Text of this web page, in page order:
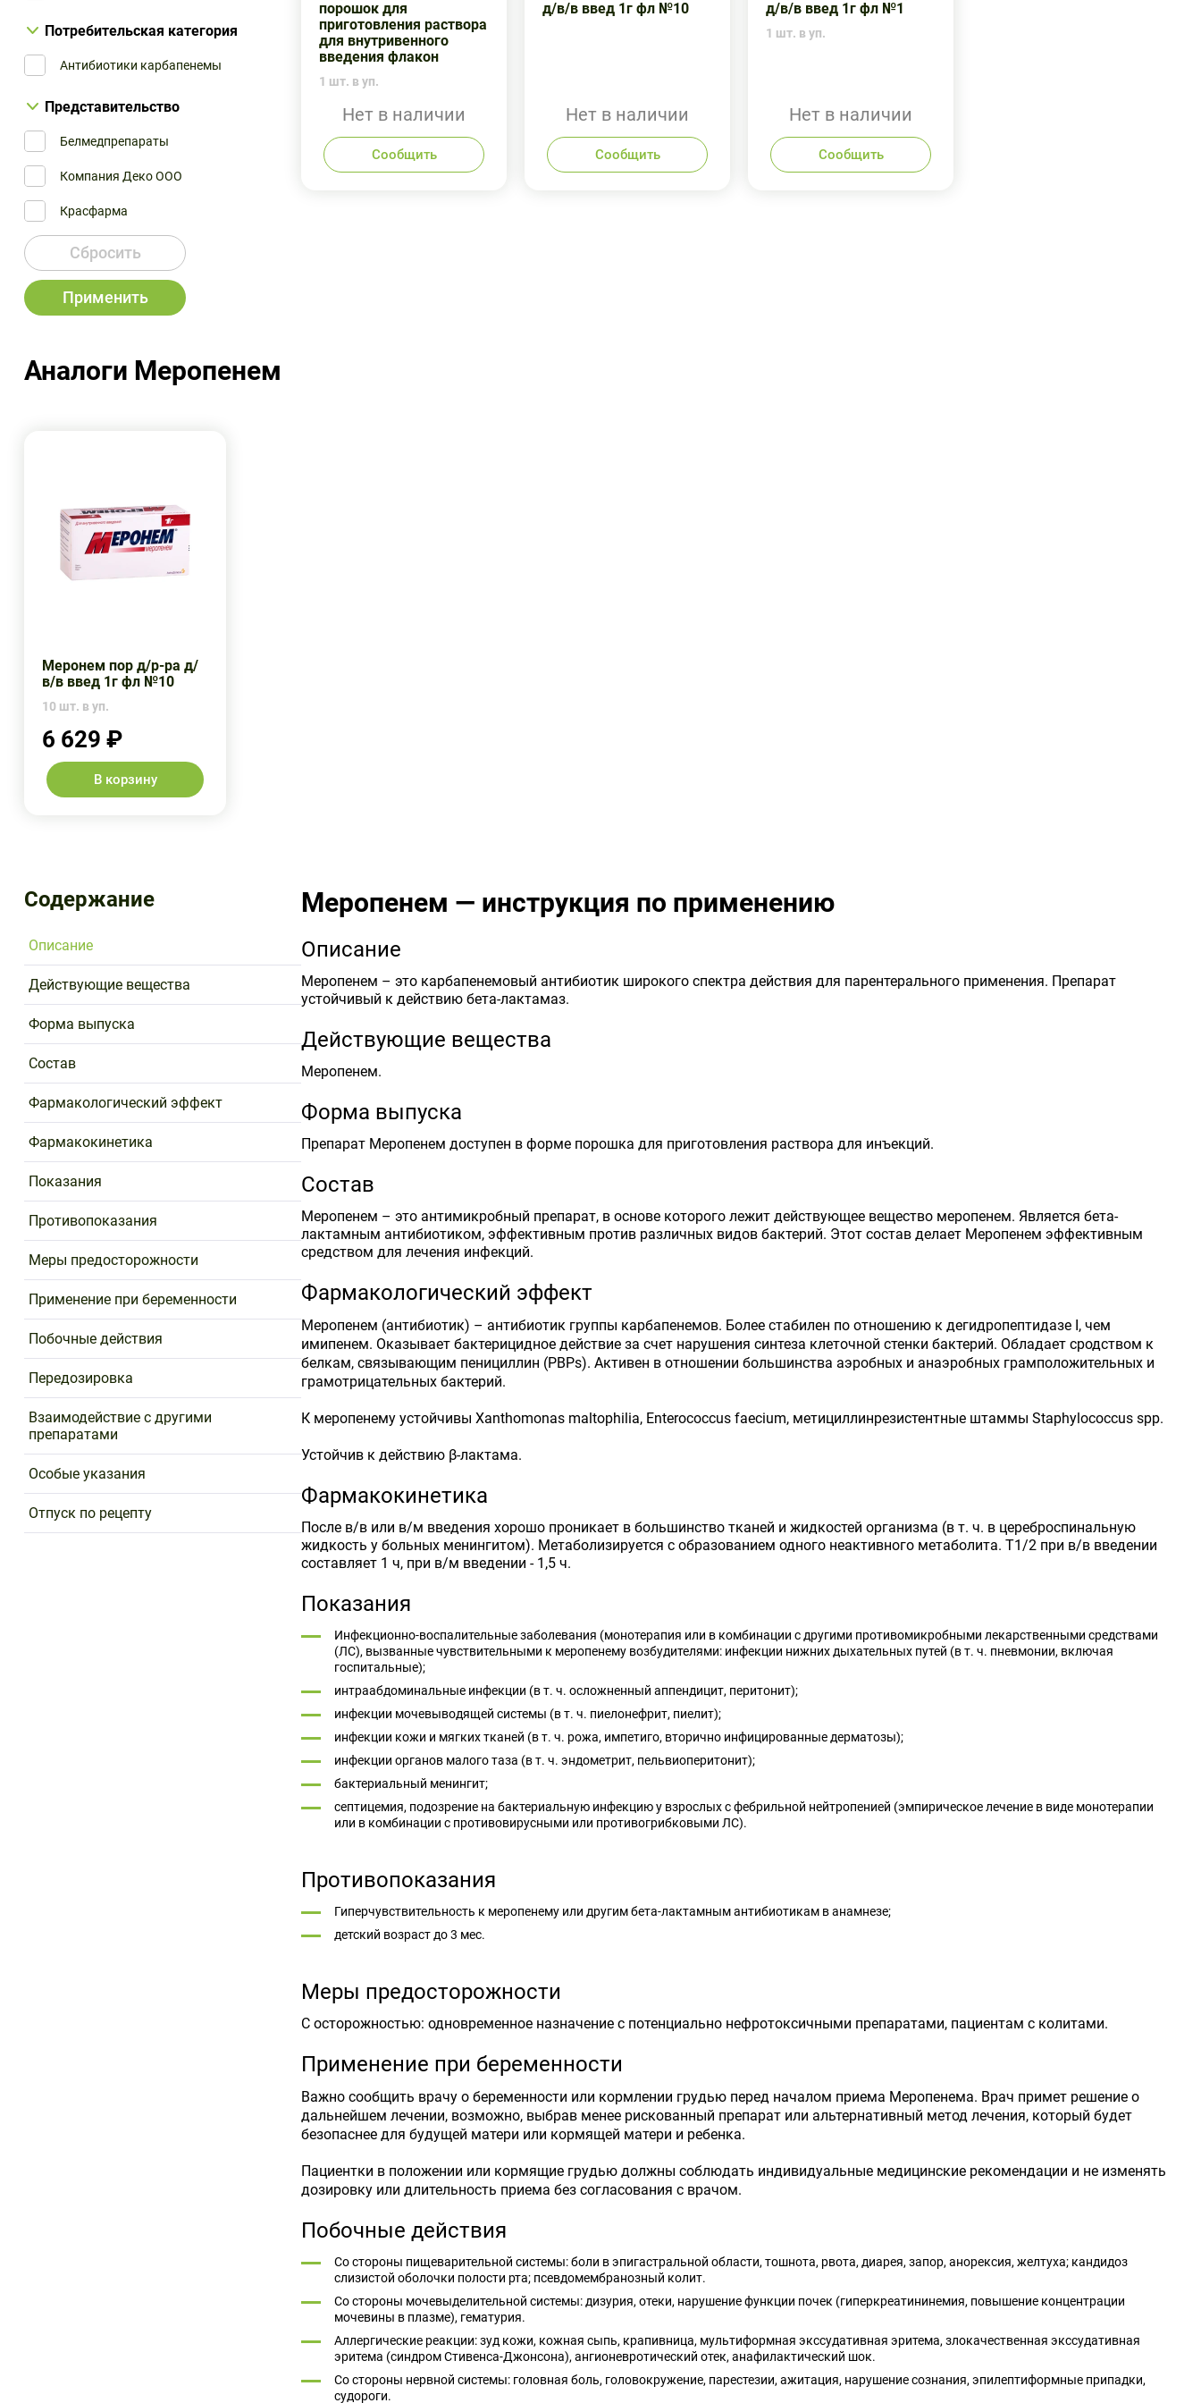
Потребительская категория
Антибиотики карбапенемы
Представительство
Белмедпрепараты
Компания Деко ООО
Красфарма
Сбросить
Применить
порошок для
приготовления раствора
для внутривенного
введения флакон
1 шт. в уп.
Нет в наличии
Сообщить
д/в/в введ 1г фл №10
Нет в наличии
Сообщить
д/в/в введ 1г фл №1
1 шт. в уп.
Нет в наличии
Сообщить
Аналоги Меропенем
Меронем пор д/р-ра д/
в/в введ 1г фл №10
10 шт. в уп.
6 629 ₽
В корзину
Содержание
Описание
Действующие вещества
Форма выпуска
Состав
Фармакологический эффект
Фармакокинетика
Показания
Противопоказания
Меры предосторожности
Применение при беременности
Побочные действия
Передозировка
Взаимодействие с другими
препаратами
Особые указания
Отпуск по рецепту
Меропенем — инструкция по применению
Описание
Меропенем – это карбапенемовый антибиотик широкого спектра действия для парентерального применения. Препарат
устойчивый к действию бета-лактамаз.
Действующие вещества
Меропенем.
Форма выпуска
Препарат Меропенем доступен в форме порошка для приготовления раствора для инъекций.
Состав
Меропенем – это антимикробный препарат, в основе которого лежит действующее вещество меропенем. Является бета-
лактамным антибиотиком, эффективным против различных видов бактерий. Этот состав делает Меропенем эффективным
средством для лечения инфекций.
Фармакологический эффект
Меропенем (антибиотик) – антибиотик группы карбапенемов. Более стабилен по отношению к дегидропептидазе I, чем
имипенем. Оказывает бактерицидное действие за счет нарушения синтеза клеточной стенки бактерий. Обладает сродством к
белкам, связывающим пенициллин (PBPs). Активен в отношении большинства аэробных и анаэробных грамположительных и
грамотрицательных бактерий.
К меропенему устойчивы Xanthomonas maltophilia, Enterococcus faecium, метициллинрезистентные штаммы Staphylococcus spp.
Устойчив к действию β-лактама.
Фармакокинетика
После в/в или в/м введения хорошо проникает в большинство тканей и жидкостей организма (в т. ч. в цереброспинальную
жидкость у больных менингитом). Метаболизируется с образованием одного неактивного метаболита. T1/2 при в/в введении
составляет 1 ч, при в/м введении - 1,5 ч.
Показания
Инфекционно-воспалительные заболевания (монотерапия или в комбинации с другими противомикробными лекарственными средствами
(ЛС), вызванные чувствительными к меропенему возбудителями: инфекции нижних дыхательных путей (в т. ч. пневмонии, включая
госпитальные);
интраабдоминальные инфекции (в т. ч. осложненный аппендицит, перитонит);
инфекции мочевыводящей системы (в т. ч. пиелонефрит, пиелит);
инфекции кожи и мягких тканей (в т. ч. рожа, импетиго, вторично инфицированные дерматозы);
инфекции органов малого таза (в т. ч. эндометрит, пельвиоперитонит);
бактериальный менингит;
септицемия, подозрение на бактериальную инфекцию у взрослых с фебрильной нейтропенией (эмпирическое лечение в виде монотерапии
или в комбинации с противовирусными или противогрибковыми ЛС).
Противопоказания
Гиперчувствительность к меропенему или другим бета-лактамным антибиотикам в анамнезе;
детский возраст до 3 мес.
Меры предосторожности
С осторожностью: одновременное назначение с потенциально нефротоксичными препаратами, пациентам с колитами.
Применение при беременности
Важно сообщить врачу о беременности или кормлении грудью перед началом приема Меропенема. Врач примет решение о
дальнейшем лечении, возможно, выбрав менее рискованный препарат или альтернативный метод лечения, который будет
безопаснее для будущей матери или кормящей матери и ребенка.
Пациентки в положении или кормящие грудью должны соблюдать индивидуальные медицинские рекомендации и не изменять
дозировку или длительность приема без согласования с врачом.
Побочные действия
Со стороны пищеварительной системы: боли в эпигастральной области, тошнота, рвота, диарея, запор, анорексия, желтуха; кандидоз
слизистой оболочки полости рта; псевдомембранозный колит.
Со стороны мочевыделительной системы: дизурия, отеки, нарушение функции почек (гиперкреатининемия, повышение концентрации
мочевины в плазме), гематурия.
Аллергические реакции: зуд кожи, кожная сыпь, крапивница, мультиформная экссудативная эритема, злокачественная экссудативная
эритема (синдром Стивенса-Джонсона), ангионевротический отек, анафилактический шок.
Со стороны нервной системы: головная боль, головокружение, парестезии, ажитация, нарушение сознания, эпилептиформные припадки,
судороги.